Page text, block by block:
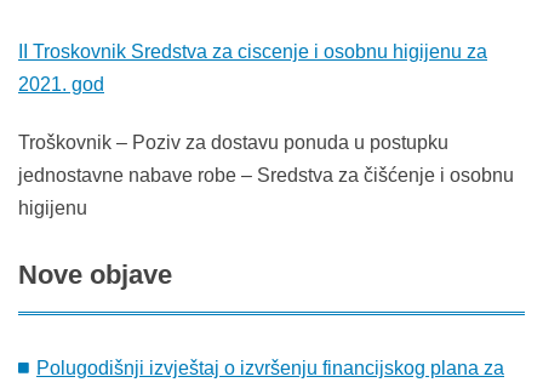
II Troskovnik Sredstva za ciscenje i osobnu higijenu za
2021. god
Troškovnik – Poziv za dostavu ponuda u postupku
jednostavne nabave robe – Sredstva za čišćenje i osobnu
higijenu
Nove objave
Polugodišnji izvještaj o izvršenju financijskog plana za